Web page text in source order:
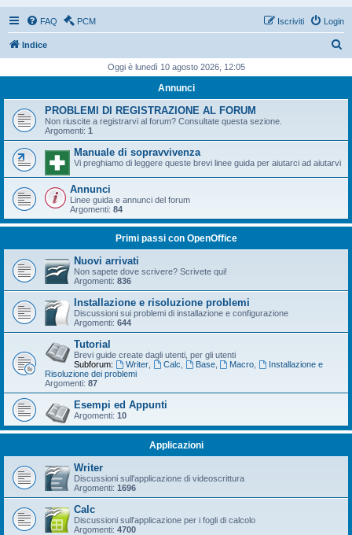
FAQ PCM Login
Iscriviti
Indice
c
Oggi è lunedì 10 agosto 2026, 12:05
Annunci
PROBLEMI DI REGISTRAZIONE AL FORUM
Non riuscite a registrarvi al forum? Consultate questa sezione.
Argomenti: 1
Manuale di sopravvivenza
Vi preghiamo di leggere queste brevi linee guida per aiutarci ad aiutarvi
Annunci
Linee guida e annunci del forum
Argomenti: 84
Primi passi con OpenOffice
Nuovi arrivati
Non sapete dove scrivere? Scrivete qui!
Argomenti: 836
Installazione e risoluzione problemi
Discussioni sui problemi di installazione e configurazione
Argomenti: 644
Tutorial
Brevi guide create dagli utenti, per gli utenti
Subforum:
Writer, Calc Base, Macro
Installazione e
Risoluzione dei problemi
Argomenti: 87
Esempi ed Appunti
Argomenti: 10
Applicazioni
Writer
Discussioni sull'applicazione di videoscrittura
Argomenti: 1696
Calc
Discussioni sull'applicazione per i fogli di calcolo
Argomenti: 4700